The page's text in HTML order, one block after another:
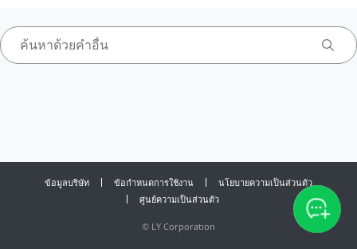
ข้อมูลบริษัท ข้อกำหนดการใช้งาน
นโยบายความเป็นส่วนตัว
ศูนย์ความเป็นส่วนตัว
© LY Corporation